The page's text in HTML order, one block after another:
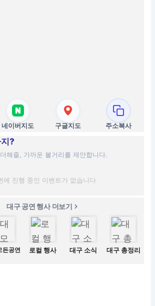
네이버지도 구글지도 주소복사
?
해줄, 가까운 볼거리를 제안합니다.
에 진행 중인 이벤트가 없습니다
대구 공연 행사 더보기
든공연 로컬 행사 대구 소식 대구 총정리